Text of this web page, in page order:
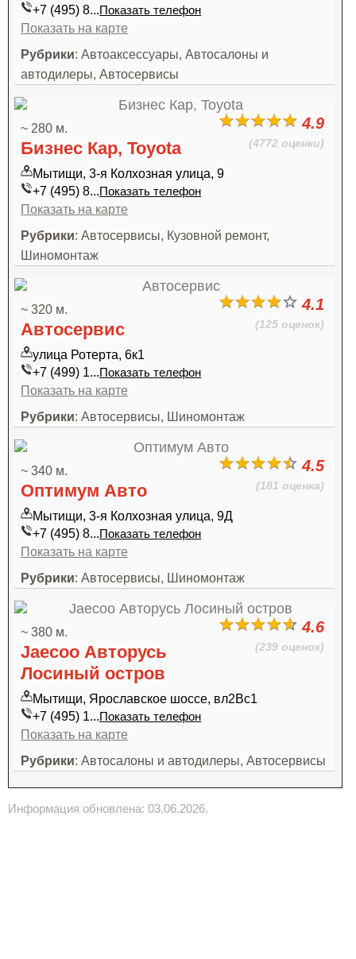
+7 (495) 8...Показать телефон
Показать на карте
Рубрики: Автоаксессуары, Автосалоны и
автодилеры, Автосервисы
4.9
(4772 оценки)
~ 280 м.
Бизнес Кар, Toyota
Мытищи, 3-я Колхозная улица, 9
+7 (495) 8...Показать телефон
Показать на карте
Рубрики: Автосервисы, Кузовной ремонт,
Шиномонтаж
4.1
(125 оценок)
~ 320 м.
Автосервис
улица Ротерта, 6к1
+7 (499) 1...Показать телефон
Показать на карте
Рубрики: Автосервисы, Шиномонтаж
4.5
(181 оценка)
~ 340 м.
Оптимум Авто
Мытищи, 3-я Колхозная улица, 9Д
+7 (495) 8...Показать телефон
Показать на карте
Рубрики: Автосервисы, Шиномонтаж
4.6
(239 оценок)
~ 380 м.
Jaecoo Авторусь
Лосиный остров
Мытищи, Ярославское шоссе, вл2Вс1
+7 (495) 1...Показать телефон
Показать на карте
Рубрики: Автосалоны и автодилеры, Автосервисы
Информация обновлена: 03.06.2026.